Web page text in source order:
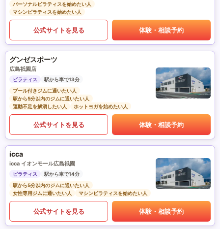
パーソナルピラティスを始めたい人
マシンピラティスを始めたい人
公式サイトを見る 体験・相談予約
グンゼスポーツ
広島祇園店
ピラティス
駅から車で13分
プール付きジムに通いたい人
駅から5分以内のジムに通いたい人
運動不足を解消したい人
ホットヨガを始めたい人
公式サイトを見る 体験・相談予約
icca
icca イオンモール広島祇園
ピラティス
駅から車で14分
駅から5分以内のジムに通いたい人
女性専用ジムに通いたい人
マシンピラティスを始めたい人
公式サイトを見る 体験・相談予約